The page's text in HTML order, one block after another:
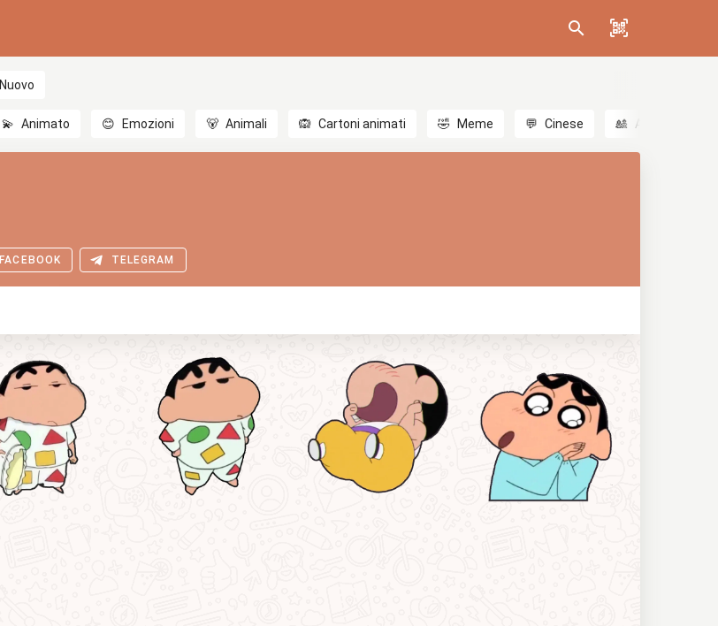
Nuovo
💫 Animato 😊 Emozioni 🐻 Animali 🙉 Cartoni animati 🤣 Meme 💬 Cinese 🎎 Anime
FACEBOOK TELEGRAM